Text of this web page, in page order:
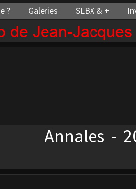
de Jean-
? Galeries SLBX & +
Annales -